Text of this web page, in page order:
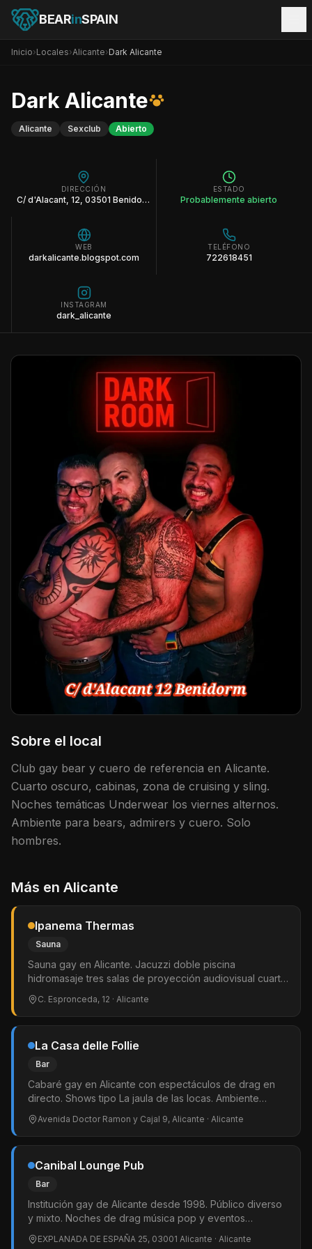
BEARinSPAIN
Inicio›Locales›Alicante›Dark Alicante
Dark Alicante
Alicante Sexclub Abierto
DIRECCIÓN
C/ d'Alacant, 12, 03501 Benidorm, Alicante
ESTADO
Probablemente abierto
WEB
darkalicante.blogspot.com
TELÉFONO
722618451
INSTAGRAM
dark_alicante
Sobre el local
Club gay bear y cuero de referencia en Alicante.
Cuarto oscuro, cabinas, zona de cruising y sling.
Noches temáticas Underwear los viernes alternos.
Ambiente para bears, admirers y cuero. Solo
hombres.
Más en Alicante
Ipanema Thermas
Sauna
Sauna gay en Alicante. Jacuzzi doble piscina
hidromasaje tres salas de proyección audiovisual cuarto
oscuro sauna finlandesa sauna de vapor y café-bar.
Exclusivamente masculina.
C. Espronceda, 12 · Alicante
La Casa delle Follie
Bar
Cabaré gay en Alicante con espectáculos de drag en
directo. Shows tipo La jaula de las locas. Ambiente
inclasificable según sus propios visitantes.
Avenida Doctor Ramon y Cajal 9, Alicante · Alicante
Canibal Lounge Pub
Bar
Institución gay de Alicante desde 1998. Público diverso
y mixto. Noches de drag música pop y eventos
especiales. Encuentro LGTBIQ+ en inglés los jueves.
Dos terrazas en la Explanada.
EXPLANADA DE ESPAÑA 25, 03001 Alicante · Alicante